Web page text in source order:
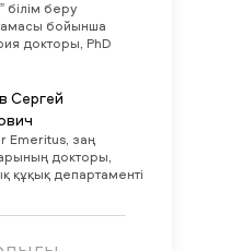
білім беру
бойынша
докторы, PhD
Сергей
Emeritus, заң
докторы,
құқық департаменті